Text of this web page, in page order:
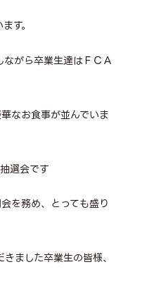
す。
がら卒業生達はＦＣＡ
なお食事が並んでいま
選会です
を務め、とっても盛り
ました卒業生の皆様、